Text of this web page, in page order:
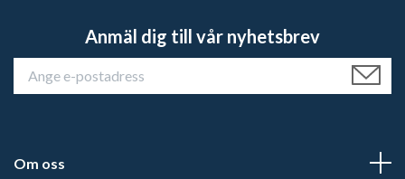
Anmäl dig till vår nyhetsbrev
Om oss